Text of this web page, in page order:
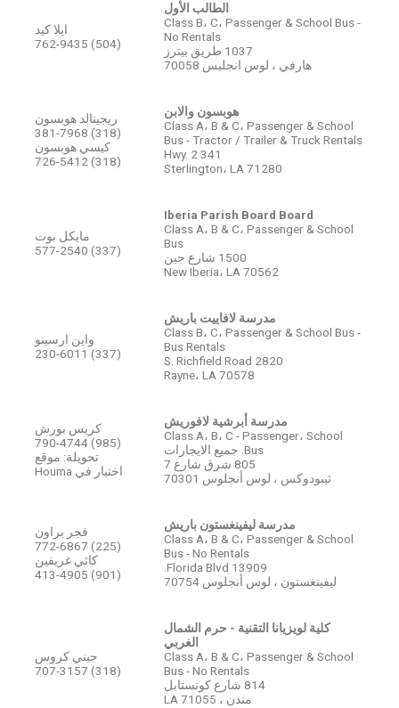
الطالب الأول
Class B، C، Passenger & School Bus -
No Rentals
1037 طريق بيترز
هارفي ، لوس انجليس 70058
ايلا كيد
(504) 762-9435
هوبسون والابن
Class A، B & C، Passenger & School
Bus - Tractor / Trailer & Truck Rentals
341 Hwy. 2
Sterlington، LA 71280
ريجينالد هوبسون
(318) 381-7968
كيسي هوبسون
(318) 726-5412
Iberia Parish Board Board
Class A، B & C، Passenger & School
Bus
1500 شارع جين
New Iberia، LA 70562
مايكل بوت
(337) 577-2540
مدرسة لافاييت باريش
Class B، C، Passenger & School Bus -
Bus Rentals
2820 S. Richfield Road
Rayne، LA 70578
واين ارسينو
(337) 230-6011
مدرسة أبرشية لافوريش
Class A، B، C - Passenger، School
Bus. جميع الايجارات
805 شرق شارع 7
ثيبودوكس ، لوس أنجلوس 70301
كريس بورش
(985) 790-4744
تحويلة: موقع
اختبار في Houma
مدرسة ليفينغستون باريش
Class A، B & C، Passenger & School
Bus - No Rentals
13909 Florida Blvd.
ليفينغستون ، لوس أنجلوس 70754
فجر براون
(225) 772-6867
كاثي غريفين
(901) 413-4905
كلية لويزيانا التقنية - حرم الشمال
الغربي
Class A، B & C، Passenger & School
Bus - No Rentals
814 شارع كونستابل
مندن ، LA 71055
جيني كروس
(318) 707-3157